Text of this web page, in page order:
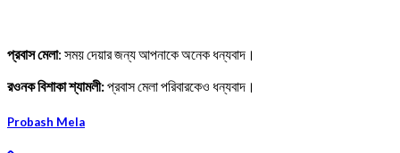
প্রবাস মেলা: সময় দেয়ার জন্য আপনাকে অনেক ধন্যবাদ।
রওনক বিশাকা শ্যামলী:প্রবাস মেলা পরিবারকেও ধন্যবাদ।
Probash Mela